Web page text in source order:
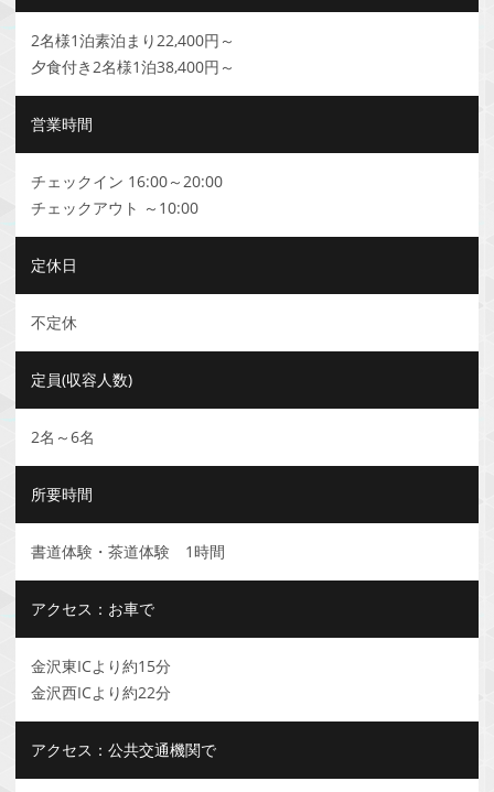
2名様1泊素泊まり22,400円～
夕食付き2名様1泊38,400円～
営業時間
チェックイン 16:00～20:00
チェックアウト ～10:00
定休日
不定休
定員(収容人数)
2名～6名
所要時間
書道体験・茶道体験 1時間
アクセス：お車で
金沢東ICより約15分
金沢西ICより約22分
アクセス：公共交通機関で